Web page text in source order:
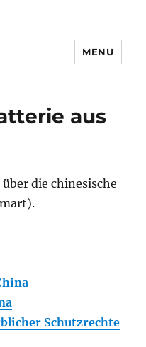
MENU
aus
die chinesische
Schutzrechte